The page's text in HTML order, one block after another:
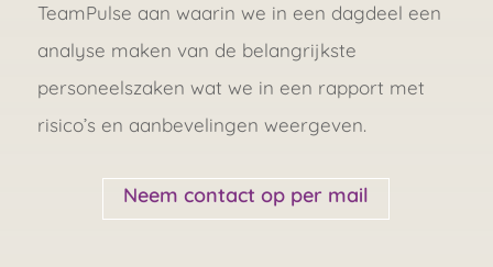
TeamPulse aan waarin we in een dagdeel een
analyse maken van de belangrijkste
personeelszaken wat we in een rapport met
risico’s en aanbevelingen weergeven.
Neem contact op per mail